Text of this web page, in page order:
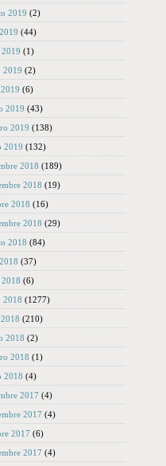
2019 (2)
(44)
(1)
2019 (2)
(6)
2019 (43)
2019 (138)
2019 (132)
2018 (189)
2018 (19)
2018 (16)
2018 (29)
2018 (84)
(37)
(6)
2018 (1277)
(210)
2018 (2)
2018 (1)
2018 (4)
2017 (4)
2017 (4)
2017 (6)
2017 (4)